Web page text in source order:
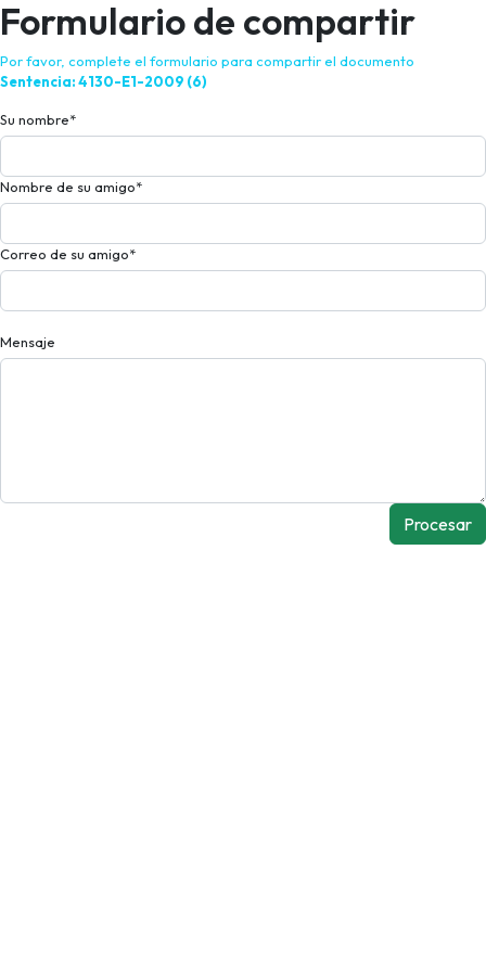
Formulario de compartir
Por favor, complete el formulario para compartir el documento
Sentencia: 4130-E1-2009 (6)
Su nombre*
Nombre de su amigo*
Correo de su amigo*
Mensaje